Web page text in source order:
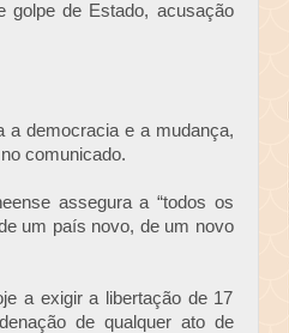
golpe de Estado, acusação
a democracia e a mudança,
comunicado.
assegura a “todos os
um país novo, de um novo
a exigir a libertação de 17
de qualquer ato de